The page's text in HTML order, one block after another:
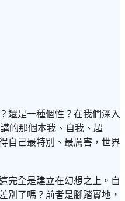
還是一種個性？在我們深入
的那個本我、自我、超
自己最特別、最厲害，世界
完全是建立在幻想之上。自
別了嗎？前者是腳踏實地，